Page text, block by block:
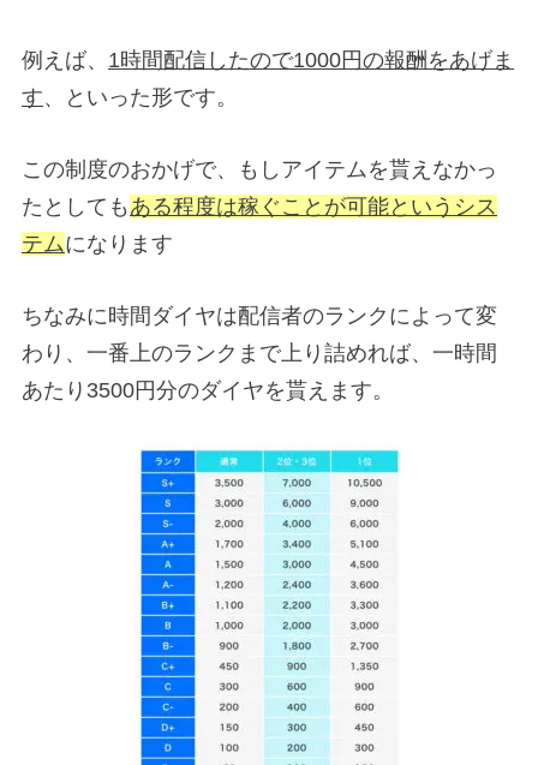
例えば、 1時間配信したので1000円の報酬をあげま
す、といった形です。
この制度のおかげで、もしアイテムを貰えなかっ
たとしても ある程度は稼ぐことが可能というシス
テムになります
ちなみに時間ダイヤは配信者のランクによって変
わり、一番上のランクまで上り詰めれば、一時間
あたり3500円分のダイヤを貰えます。